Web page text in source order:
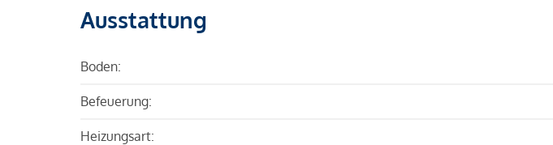
Ausstattung
Boden:
Befeuerung:
Heizungsart: